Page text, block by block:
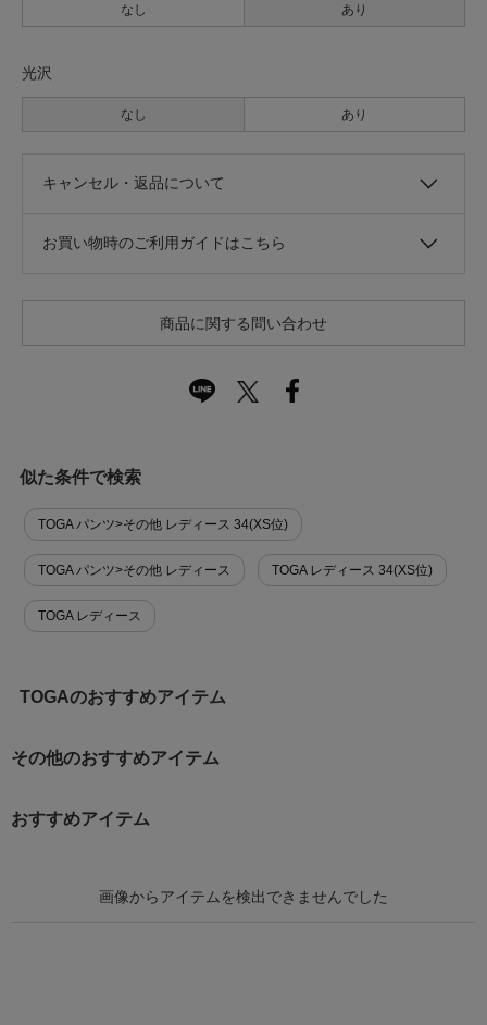
なし あり
光沢
なし あり
キャンセル・返品について
お買い物時のご利用ガイドはこちら
商品に関する問い合わせ
似た条件で検索
TOGA パンツ>その他 レディース 34(XS位)
TOGA パンツ>その他 レディース TOGA レディース 34(XS位)
TOGA レディース
TOGAのおすすめアイテム
その他のおすすめアイテム
おすすめアイテム